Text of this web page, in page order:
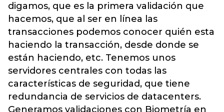
digamos, que es la primera validación que
hacemos, que al ser en línea las
transacciones podemos conocer quién esta
haciendo la transacción, desde donde se
están haciendo, etc. Tenemos unos
servidores centrales con todas las
características de seguridad, que tiene
redundancia de servicios de datacenters.
Generamos validaciones con Biometría en